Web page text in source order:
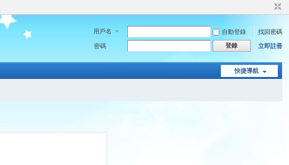
用戶名 自動登錄
找回密碼
密碼
登錄 立即註冊
快捷導航